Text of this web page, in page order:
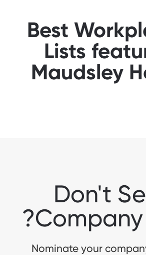
Best
Lists
Maudsley
Don't
Company
Nominate your